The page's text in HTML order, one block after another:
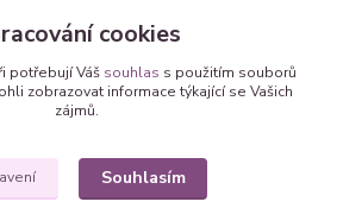
Upravit sběr cookies.
cookies
potřebují Váš souhlas s použitím souborů
zobrazovat informace týkající se Vašich
zájmů.
Souhlasím